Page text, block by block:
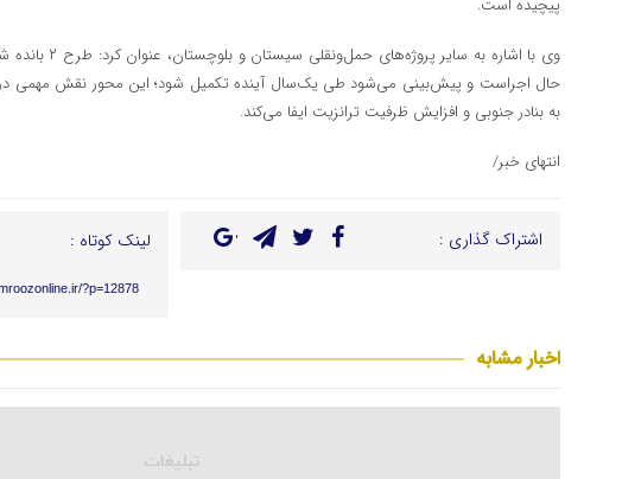
پیچیده است.
وی با اشاره به سایر
حال اجراست و پیش‌بینی می‌شود طی یک‌سال آینده تکمیل شود؛ این محور نقش مهمی
به بنادر جنوبی و افزایش ظرفیت ترانزیت ایفا می‌کند.
انتهای خبر/
اشتراک گذاری : لینک کوتاه :
?p=12878
اخبار مشابه